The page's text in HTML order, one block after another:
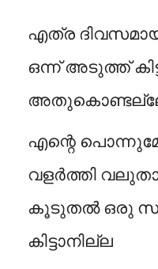
എത്ര
ഒന്ന് അടുത്ത്
എന്റെ
വളർത്തി
കൂടുതൽ ഒരു
കിട്ടാനില്ല